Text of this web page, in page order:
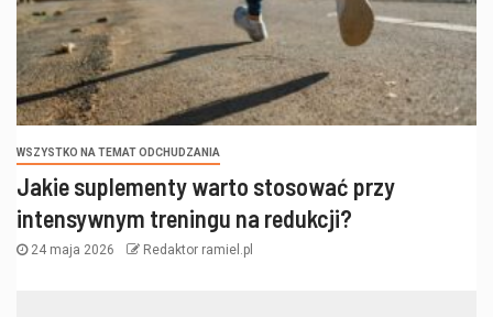
WSZYSTKO NA TEMAT ODCHUDZANIA
Jakie suplementy warto stosować przy
intensywnym treningu na redukcji?
24 maja 2026 Redaktor ramiel.pl